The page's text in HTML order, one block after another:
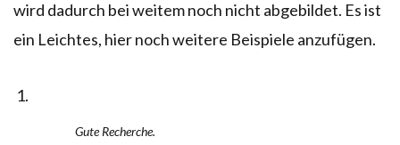
wird dadurch bei weitem noch nicht abgebildet. Es ist
ein Leichtes, hier noch weitere Beispiele anzufügen.
Gute Recherche.